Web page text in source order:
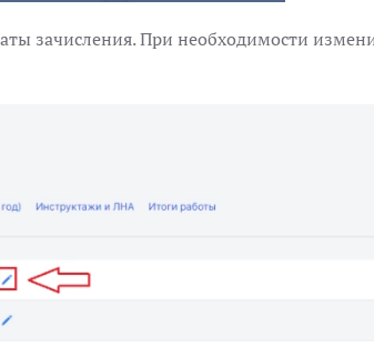
зачисления. При необходимости